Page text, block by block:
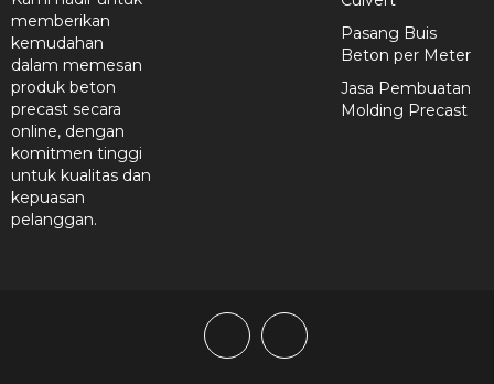
memberikan
kemudahan
dalam memesan
produk beton
precast secara
online, dengan
komitmen tinggi
untuk kualitas dan
kepuasan
pelanggan.
Pasang Buis
Beton per Meter
Jasa Pembuatan
Molding Precast